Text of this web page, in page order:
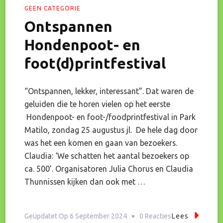
GEEN CATEGORIE
Ontspannen
Hondenpoot- en
foot(d)printfestival
“Ontspannen, lekker, interessant”. Dat waren de
geluiden die te horen vielen op het eerste
Hondenpoot- en foot-/foodprintfestival in Park
Matilo, zondag 25 augustus jl. De hele dag door
was het een komen en gaan van bezoekers.
Claudia: ‘We schatten het aantal bezoekers op
ca. 500’. Organisatoren Julia Chorus en Claudia
Thunnissen kijken dan ook met …
Geüpdatet Op 6 September 2024 0 ReactiesOp
Lees